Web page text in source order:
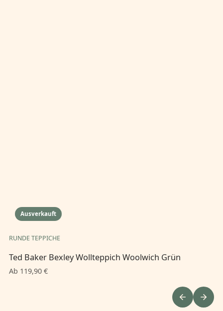
Ausverkauft
RUNDE TEPPICHE
Ted Baker Bexley Wollteppich Woolwich Grün
Ab 119,90 €